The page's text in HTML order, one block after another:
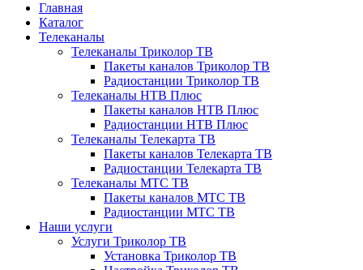
Главная
Каталог
Телеканалы
Телеканалы Триколор ТВ
Пакеты каналов Триколор ТВ
Радиостанции Триколор ТВ
Телеканалы НТВ Плюс
Пакеты каналов НТВ Плюс
Радиостанции НТВ Плюс
Телеканалы Телекарта ТВ
Пакеты каналов Телекарта ТВ
Радиостанции Телекарта ТВ
Телеканалы МТС ТВ
Пакеты каналов МТС ТВ
Радиостанции МТС ТВ
Наши услуги
Услуги Триколор ТВ
Установка Триколор ТВ